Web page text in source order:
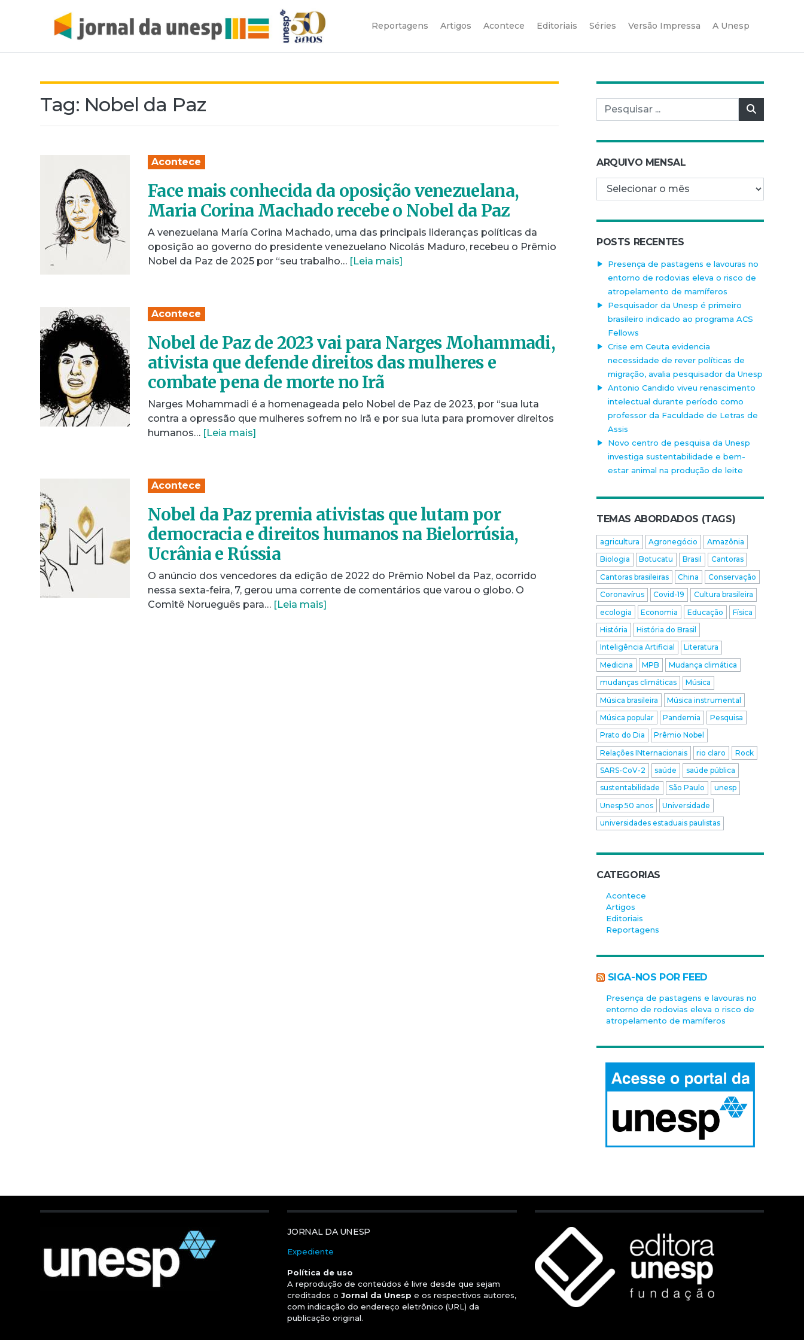
Reportagens Artigos Acontece Editoriais Séries Versão Impressa A Unesp
Tag: Nobel da Paz
Acontece
Face mais conhecida da oposição venezuelana,
Maria Corina Machado recebe o Nobel da Paz
A venezuelana María Corina Machado, uma das principais lideranças políticas da
oposição ao governo do presidente venezuelano Nicolás Maduro, recebeu o Prêmio
Nobel da Paz de 2025 por “seu trabalho… [Leia mais]
Acontece
Nobel de Paz de 2023 vai para Narges Mohammadi,
ativista que defende direitos das mulheres e
combate pena de morte no Irã
Narges Mohammadi é a homenageada pelo Nobel de Paz de 2023, por “sua luta
contra a opressão que mulheres sofrem no Irã e por sua luta para promover direitos
humanos… [Leia mais]
Acontece
Nobel da Paz premia ativistas que lutam por
democracia e direitos humanos na Bielorrúsia,
Ucrânia e Rússia
O anúncio dos vencedores da edição de 2022 do Prêmio Nobel da Paz, ocorrido
nessa sexta-feira, 7, gerou uma corrente de comentários que varou o globo. O
Comitê Norueguês para… [Leia mais]
Pesquisar por:
ARQUIVO MENSAL
Arquivo mensal
POSTS RECENTES
Presença de pastagens e lavouras no
entorno de rodovias eleva o risco de
atropelamento de mamíferos
Pesquisador da Unesp é primeiro
brasileiro indicado ao programa ACS
Fellows
Crise em Ceuta evidencia
necessidade de rever políticas de
migração, avalia pesquisador da Unesp
Antonio Candido viveu renascimento
intelectual durante período como
professor da Faculdade de Letras de
Assis
Novo centro de pesquisa da Unesp
investiga sustentabilidade e bem-
estar animal na produção de leite
TEMAS ABORDADOS (TAGS)
agricultura Agronegócio
Amazônia
Biologia
Botucatu Brasil
Cantoras
Cantoras brasileiras
China
Conservação
Coronavírus
Covid-19
Cultura brasileira
ecologia
Economia Educação
Física
História
História do Brasil
Inteligência Artificial
Literatura
Medicina
MPB
Mudança climática
mudanças climáticas
Música
Música brasileira
Música instrumental
Música popular
Pandemia
Pesquisa
Prato do Dia
Prêmio Nobel
Relações INternacionais
rio claro
Rock
SARS-CoV-2
saúde
saúde pública
sustentabilidade
São Paulo
unesp
Unesp 50 anos
Universidade
universidades estaduais paulistas
CATEGORIAS
Acontece
Artigos
Editoriais
Reportagens
SIGA-NOS POR FEED
Presença de pastagens e lavouras no
entorno de rodovias eleva o risco de
atropelamento de mamíferos
JORNAL DA UNESP
Expediente
Política de uso
A reprodução de conteúdos é livre desde que sejam
creditados oJornal da Unesp e os respectivos autores,
com indicação do endereço eletrônico (URL) da
publicação original.